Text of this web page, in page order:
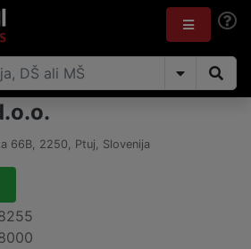
in lastništvo
66B, 2250, Ptuj, Slovenija